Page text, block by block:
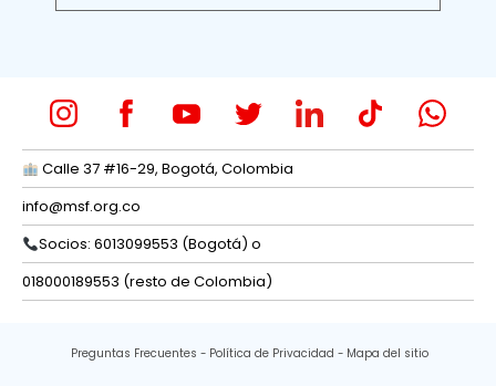
Calle 37 #16-29, Bogotá, Colombia
info@msf.org.co
Socios: 6013099553 (Bogotá) o
018000189553 (resto de Colombia)
Preguntas Frecuentes Política de Privacidad Mapa del sitio